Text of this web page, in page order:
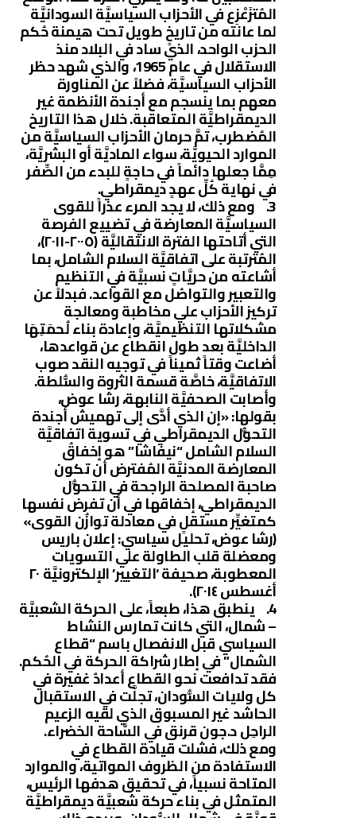
المُتزَعْزِع في الأحزاب السياسيَّة السودانيَّة
لما عانته من تاريخٍ طويل تحت هيمنة حُكم
الحزب الواحد، الذي ساد في البلاد منذ
الاستقلال في عام 1965، والذي شهد حظر
الأحزاب السياسيَّة، فضلاً عن المناورة
معهم بما ينسجم مع أجندة الأنظمة غير
الديمقراطيَّة المتعاقبة. خلال هذا التاريخ
المُضطرب، تمَّ حرمان الأحزاب السياسيَّة من
الموارد الحيويَّة، سواء الماديَّة أو البشريَّة،
مِمَّا جعلها دائماً في حاجةٍ للبدء من الصِّفر
في نهاية كُلِّ عهدٍ ديمقراطي.
3. ومع ذلك، لا يجد المرء عذراً للقوى
السياسيَّة المعارضة في تضييع الفرصة
التي أتاحتها الفترة الانتقاليَّة (٢٠٠٥-٢٠١١)،
المُترتبة على اتفاقيَّة السلام الشامل، بما
أشاعته من حريَّاتٍ نسبيَّة في التنظيم
والتعبير والتواصُل مع القواعد. فبدلاً عن
تركيز الأحزاب علي مخاطبة ومعالجة
مشكلاتها التنظيميَّة، وإعادة بناء لُحمَتِهَا
الداخليَّة بعد طول انقطاع عن قواعدها،
أضاعت وقتاً ثميناً في توجيه النقد صوب
الاتفاقيَّة، خاصَّة قسمة الثروة والسُّلطة.
وأصابت الصحفيَّة النابهة، رشا عوض،
بقولها: «إن الذي أدَّى إلى تهميش أجندة
التحوُّل الديمقراطي في تسوية اتفاقيَّة
السلام الشامل “نيفاشا” هو إخفاقُ
المعارضة المدنيَّة المُفترض أن تكون
صاحبة المصلحة الراجحة في التحوُّل
الديمقراطي، إخفاقها في أن تفرض نفسها
كمتغيِّر مستقلٍ في معادلة توازُن القوى»
(رشا عوض، تحليل سياسي: إعلان باريس
ومعضلة قلب الطاولة علي التسويات
المعطوبة، صحيفة ‘التغيير’ الإلكترونيَّة ٢٠
أغسطس ٢٠١٤).
4. ينطبق هذا، طبعاً، على الحركة الشعبيَّة
– شمال، التي كانت تمارس النشاط
السياسي قبل الانفصال باسم “قطاع
الشمال” في إطار شراكة الحركة في الحُكم.
فقد تدافعت نحو القطاع أعدادٌ غفيرة في
كل ولايات السُّودان، تجلَّت في الاستقبال
الحاشد غير المسبوق الذي لقيه الزعيم
الراحِل د.جون قرنق في السَّاحة الخضراء.
ومع ذلك، فشلت قيادة القطاع في
الاستفادة من الظروف المواتية، والموارد
المتاحة نسبياً، في تحقيق هدفها الرئيس،
المتمثل في بناء حركة شعبيَّة ديمقراطيَّة